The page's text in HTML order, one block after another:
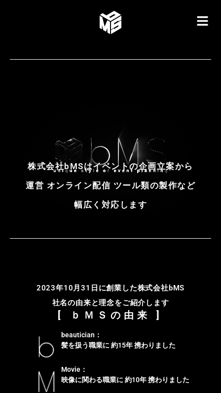
株式会社bMSはイベントの企画立案から
運営 オンライン配信 ツール類の製作など
幅広く対応します
2023年10月31日に創業した株式会社bMS
社名の由来と理念をご紹介します
[ ｂＭＳの由来 ]
beautician：
髪を扱う職業に 約15年 携わりました
Movie：
映像に関わる職業に 約10年 携わりました